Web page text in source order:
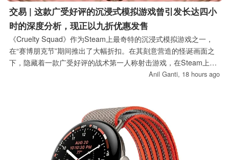
交易 | 这款广受好评的沉浸式模拟游戏曾引发长达四小
时的深度分析，现正以九折优惠发售
《Cruelty Squad》作为Steam上最奇特的沉浸式模拟游戏之一，
在“赛博朋克节”期间推出了大幅折扣。在其刻意营造的怪诞画面之
下，隐藏着一款广受好评的战术第一人称射击游戏，在Steam上获
Anil Ganti, 18 hours ago